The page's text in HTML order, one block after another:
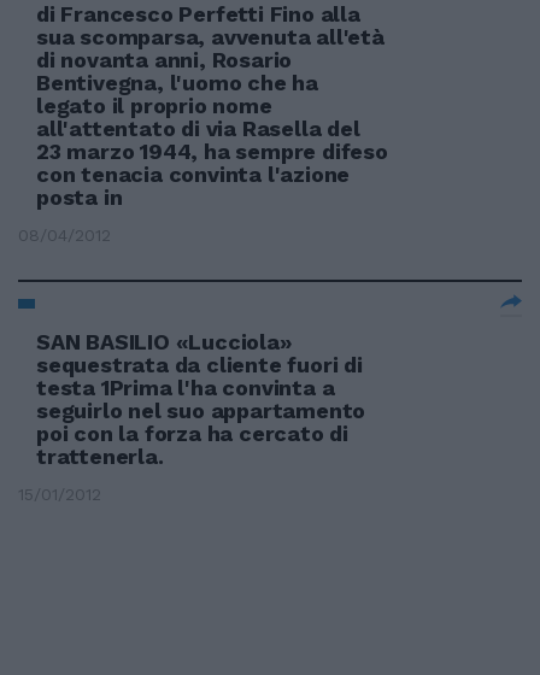
di Francesco Perfetti Fino alla
sua scomparsa, avvenuta all'età
di novanta anni, Rosario
Bentivegna, l'uomo che ha
legato il proprio nome
all'attentato di via Rasella del
23 marzo 1944, ha sempre difeso
con tenacia convinta l'azione
posta in
08/04/2012
SAN BASILIO «Lucciola»
sequestrata da cliente fuori di
testa 1Prima l'ha convinta a
seguirlo nel suo appartamento
poi con la forza ha cercato di
trattenerla.
15/01/2012